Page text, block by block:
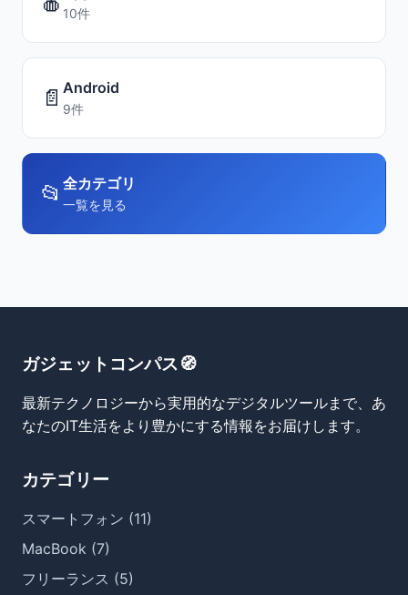
10件
📄 Android
9件
📂 全カテゴリ
一覧を見る
ガジェットコンパス🧭
最新テクノロジーから実用的なデジタルツールまで、あ
なたのIT生活をより豊かにする情報をお届けします。
カテゴリー
スマートフォン (11)
MacBook (7)
フリーランス (5)